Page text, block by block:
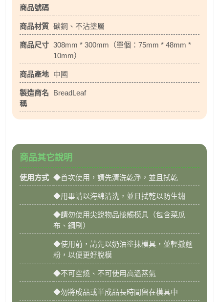
商品號碼
商品材質 碳鋼、不沾塗層
商品尺寸 308mm * 300mm（單個：75mm * 48mm *
10mm）
商品產地 中國
製造商名
稱
BreadLeaf
商品其它說明
使用方式 ◆首次使用，請先清洗乾淨，並且拭乾
◆用畢請以海綿清洗，並且拭乾以防生鏽
◆請勿使用尖銳物品接觸模具（包含菜瓜
布、鋼刷）
◆使用前，請先以奶油塗抹模具，並輕撒麵
粉，以便更好脫模
◆不可空燒、不可使用高溫蒸氣
◆勿將成品或半成品長時間留在模具中